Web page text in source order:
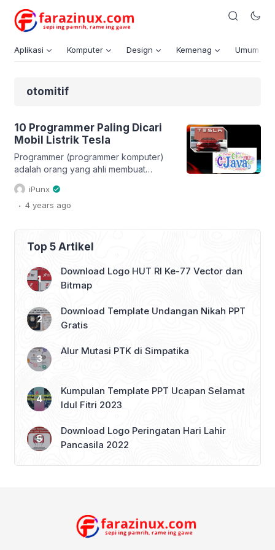
Aplikasi Komputer Design Kemenag Umum
otomitif
10 Programmer Paling Dicari
Mobil Listrik Tesla
Programmer (programmer komputer)
adalah orang yang ahli membuat
aplikasi komputer. Komputer di sini
dapat diartikan sebagai komputer
server, desktop, laptop mapun HP.
pemrograman, tentunya tidak mungkin
seorang programmer menguasai
seluruh bahasa pemrograman.
Tentunya, seorang programmer pasti
akan lebih berkonsenterasi pada satu
atau beberapa saja bahasa
berkembangnya teknologi otomotif. […]
iPunx
. 4 years ago
Top 5 Artikel
Download Logo HUT RI Ke-77 Vector dan
Bitmap
Download Template Undangan Nikah PPT
Gratis
Alur Mutasi PTK di Simpatika
Kumpulan Template PPT Ucapan Selamat
Idul Fitri 2023
Download Logo Peringatan Hari Lahir
Pancasila 2022